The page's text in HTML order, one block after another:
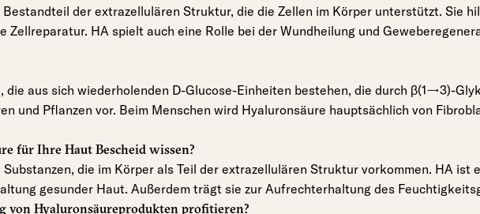
der extrazellulären Struktur, die die Zellen im Körper unterstützt. Sie
Zellreparatur. HA spielt auch eine Rolle bei der Wundheilung und
die aus sich wiederholenden D-Glucose-Einheiten bestehen, die durch β(1→3)-
und Pflanzen vor. Beim Menschen wird Hyaluronsäure hauptsächlich von
für Ihre Haut Bescheid wissen?
die im Körper als Teil der extrazellulären Struktur vorkommen. HA
gesunder Haut. Außerdem trägt sie zur Aufrechterhaltung des
von Hyaluronsäureprodukten profitieren?